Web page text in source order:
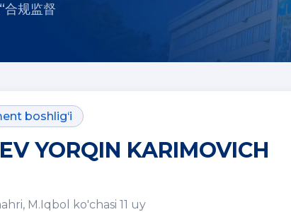
合规监督
boshlig‘i
YORQIN KARIMOVICH
M.Iqbol ko'chasi 11 uy